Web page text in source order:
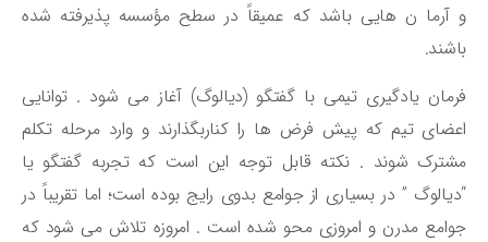
آرما ن هایی باشد که عمیقاً در سطح مؤسسه پذیرفته شده
یادگیری تیمی با گفتگو (دیالوگ) آغاز می شود . توانایی
تیم که پیش فرض ها را کناربگذارند و وارد مرحله تکلم
شوند . نکته قابل توجه این است که تجربه گفتگو یا
” در بسیاری از جوامع بدوی رایج بوده است؛ اما تقریباً در
مدرن و امروزی محو شده است . امروزه تلاش می شود که